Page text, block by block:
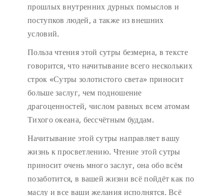
прошлых внутренних дурных помыслов и
поступков людей, а также из внешних
условий.
Польза чтения этой сутры безмерна, в тексте
говорится, что начитывание всего нескольких
строк «Сутры золотистого света» приносит
больше заслуг, чем подношение
драгоценностей, числом равных всем атомам
Тихого океана, бессчётным буддам.
Начитывание этой сутры направляет вашу
жизнь к просветлению. Чтение этой сутры
приносит очень много заслуг, она обо всём
позаботится, в вашей жизни всё пойдёт как по
маслу и все ваши желания исполнятся. Всё